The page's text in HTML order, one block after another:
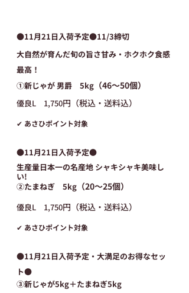
●11月21日入荷予定●11/3締切
大自然が育んだ旬の旨さ甘み・ホクホク食感
最高！
①新じゃが 男爵　5kg （46～50個）
優良L　1,750円（税込・送料込）
✔ あさひポイント対象
●11月21日入荷予定●
生産量日本一の名産地 シャキシャキ美味し
い!
②たまねぎ　5kg （20～25個）
優良L　1,750円（税込・送料込）
✔ あさひポイント対象
●11月21日入荷予定・大満足のお得なセッ
ト●
③新じゃが5kg＋たまねぎ5kg